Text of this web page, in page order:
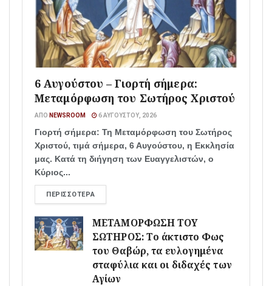
6 Αυγούστου – Γιορτή σήμερα:
Μεταμόρφωση του Σωτήρος Χριστού
ΑΠΌ NEWSROOM 6 ΑΥΓΟΎΣΤΟΥ, 2026
Γιορτή σήμερα: Τη Μεταμόρφωση του Σωτήρος
Χριστού, τιμά σήμερα, 6 Αυγούστου, η Εκκλησία
μας. Κατά τη διήγηση των Ευαγγελιστών, ο
Κύριος...
ΠΕΡΙΣΣΌΤΕΡΑ
ΜΕΤΑΜΟΡΦΩΣΗ ΤΟΥ
ΣΩΤΗΡΟΣ: Το άκτιστο Φως
του Θαβώρ, τα ευλογημένα
σταφύλια και οι διδαχές των
Αγίων